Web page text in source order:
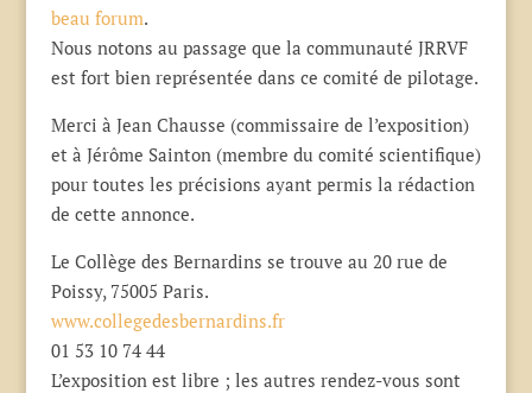
beau forum.
Nous notons au passage que la communauté JRRVF
est fort bien représentée dans ce comité de pilotage.
Merci à Jean Chausse (commissaire de l’exposition)
et à Jérôme Sainton (membre du comité scientifique)
pour toutes les précisions ayant permis la rédaction
de cette annonce.
Le Collège des Bernardins se trouve au 20 rue de
Poissy, 75005 Paris.
www.collegedesbernardins.fr
01 53 10 74 44
L’exposition est libre ; les autres rendez-vous sont